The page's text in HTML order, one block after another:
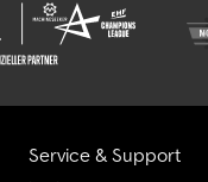
Service & Support